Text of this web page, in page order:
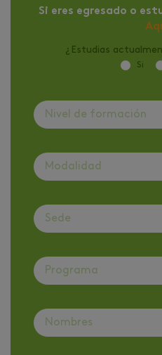
Si eres egresado o
¿Estudias
Si
Nivel de formación
Modalidad
Sede
Programa